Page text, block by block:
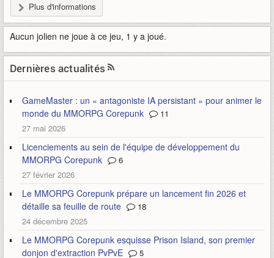
Plus d'informations
Aucun jolien ne joue à ce jeu, 1 y a joué.
Dernières actualités
GameMaster : un « antagoniste IA persistant » pour animer le
monde du MMORPG Corepunk
11
27 mai 2026
Licenciements au sein de l'équipe de développement du
MMORPG Corepunk
6
27 février 2026
Le MMORPG Corepunk prépare un lancement fin 2026 et
détaille sa feuille de route
18
24 décembre 2025
Le MMORPG Corepunk esquisse Prison Island, son premier
donjon d'extraction PvPvE
5